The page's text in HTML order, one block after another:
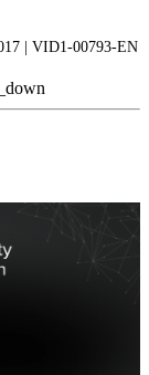
| VID1-00793-EN